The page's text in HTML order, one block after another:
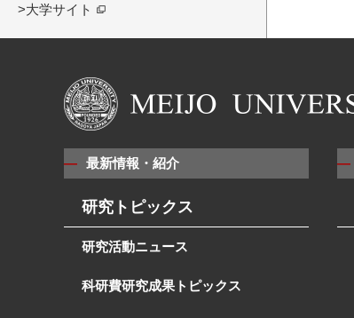
>大学サイト
最新情報・紹介
研究トピックス
研究活動ニュース
科研費研究成果トピックス